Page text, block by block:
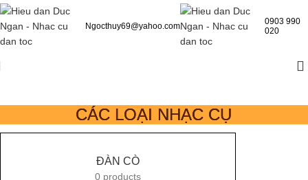
Ngocthuy69@yahoo.com
0903 990
020
CÁC LOẠI NHẠC CỤ
ĐÀN CÒ
0 products